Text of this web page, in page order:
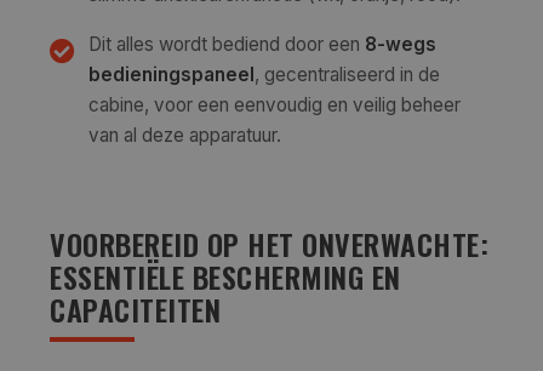
Dit alles wordt bediend door een 8-wegs
bedieningspaneel , gecentraliseerd in de
cabine, voor een eenvoudig en veilig beheer
van al deze apparatuur.
VOORBEREID OP HET ONVERWACHTE:
ESSENTIËLE BESCHERMING EN
CAPACITEITEN